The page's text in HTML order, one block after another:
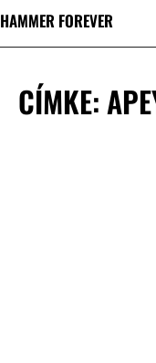
HAMMER FOREVER
CÍMKE: